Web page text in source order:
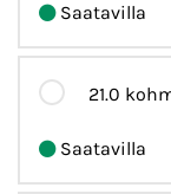
Saatavilla
21.0
Saatavilla